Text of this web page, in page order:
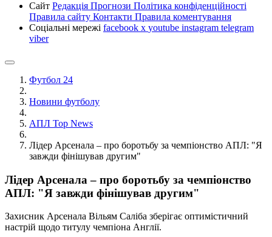
Сайт Редакція Прогнози Політика конфіденційності
Правила сайту Контакти Правила коментування
Соціальні мережі facebook x youtube instagram telegram
viber
Футбол 24
Новини футболу
АПЛ Top News
Лідер Арсенала – про боротьбу за чемпіонство АПЛ: "Я
завжди фінішував другим"
Лідер Арсенала – про боротьбу за чемпіонство
АПЛ: "Я завжди фінішував другим"
Захисник Арсенала Вільям Саліба зберігає оптимістичний
настрій щодо титулу чемпіона Англії.